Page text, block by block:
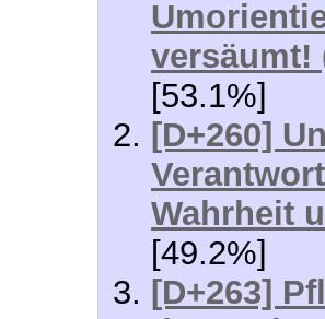
Wahrheit
[49.2%]
[D+263]
das
[34.4%]
[D+266]
das